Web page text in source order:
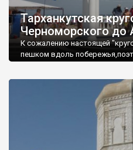
Тарханкутская
Черноморского до
К сожалению настоящей
пешком вдоль